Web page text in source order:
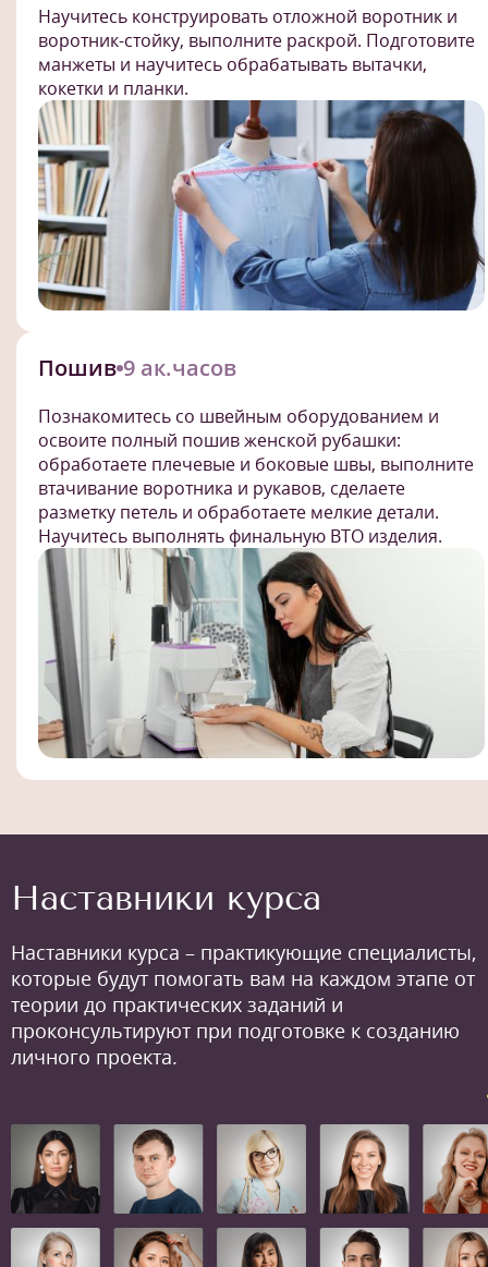
Научитесь конструировать отложной воротник и
воротник-стойку, выполните раскрой. Подготовите
манжеты и научитесь обрабатывать вытачки,
кокетки и планки.
Пошив 9 ак.часов
Познакомитесь со швейным оборудованием и
освоите полный пошив женской рубашки:
обработаете плечевые и боковые швы, выполните
втачивание воротника и рукавов, сделаете
разметку петель и обработаете мелкие детали.
Научитесь выполнять финальную ВТО изделия.
Наставники курса
Наставники курса – практикующие специалисты,
которые будут помогать вам на каждом этапе от
теории до практических заданий и
проконсультируют при подготовке к созданию
личного проекта.